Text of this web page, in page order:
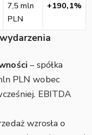
7,5 mln
PLN
+190,1%
– spółka
PLN wobec
EBITDA
wzrosła o